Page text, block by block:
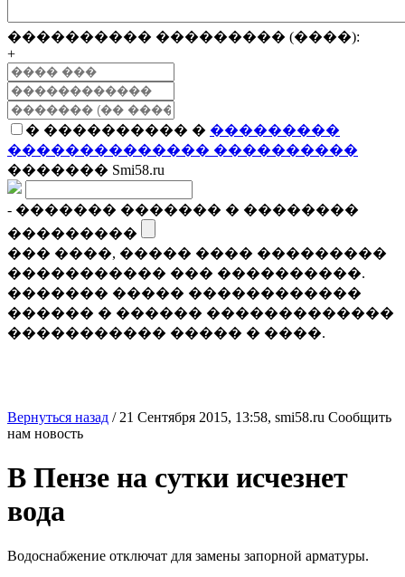
���������� ��������� (����):
+
� ���������� � ���������
�������������� ����������
������� Smi58.ru
- ������� ������� � ��������
���������
��� ����, ����� ���� ���������
����������� ��� ����������.
������� ����� ������������
������ � ������ �������������
����������� ����� � ����.
Вернуться назад / 21 Сентября 2015, 13:58, smi58.ru Сообщить
нам новость
В Пензе на сутки исчезнет
вода
Водоснабжение отключат для замены запорной арматуры.